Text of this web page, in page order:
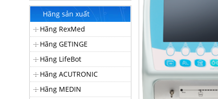
Hãng sản xuất
Hãng RexMed
Hãng GETINGE
Hãng LifeBot
Hãng ACUTRONIC
Hãng MEDIN